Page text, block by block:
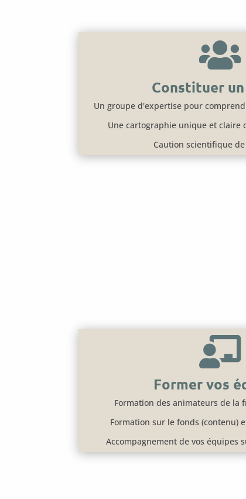

Constituer
Un groupe d'expertise pour
Une cartographie unique et claire
Caution scientifique

Former vos
Formation des animateurs de la
Formation sur le fonds (contenu)
Accompagnement de vos équipes